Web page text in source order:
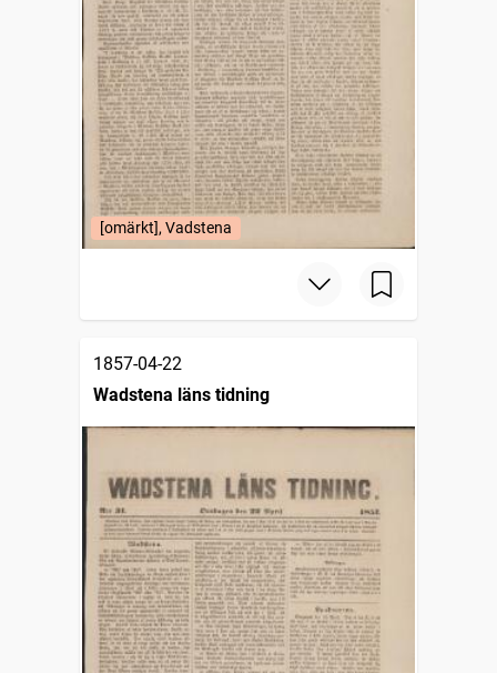
[omärkt], Vadstena
1857-04-22
Wadstena läns tidning